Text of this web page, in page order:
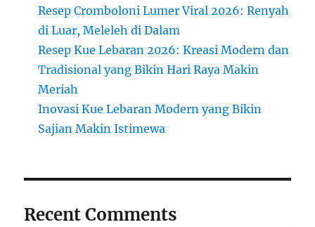
Resep Cromboloni Lumer Viral 2026: Renyah
di Luar, Meleleh di Dalam
Resep Kue Lebaran 2026: Kreasi Modern dan
Tradisional yang Bikin Hari Raya Makin
Meriah
Inovasi Kue Lebaran Modern yang Bikin
Sajian Makin Istimewa
Recent Comments